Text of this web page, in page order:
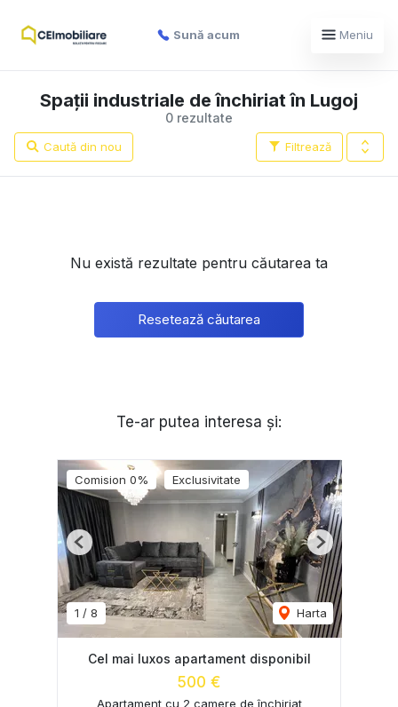
Sună acum Meniu
0 rezultate
Spații industriale de închiriat în Lugoj
Filtrează
Caută din nou
Nu există rezultate pentru căutarea ta
Resetează căutarea
Te-ar putea interesa și:
Comision 0% Exclusivitate
1 / 8 Harta
Previous Next
Cel mai luxos apartament disponibil
500 €
Apartament cu 2 camere de închiriat